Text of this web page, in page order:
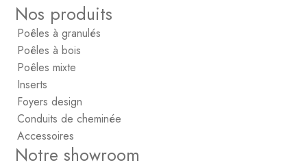
Nos produits
Poêles à granulés
Poêles à bois
Poêles mixte
Inserts
Foyers design
Conduits de cheminée
Accessoires
Notre showroom